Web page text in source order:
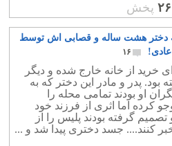
پخش
دختر هشت ساله و قصابی اش توسط
۱۶
خرید از خانه خارج شده و دیگر
بود. پدر و مادر این دختر که به
او بودند تمامی محله را
کرده اما اثری از فرزند خود
تصمیم گرفته بودند پلیس را از
کنند.... جسد دختری پیدا شد و ...